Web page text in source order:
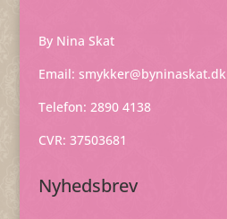
By Nina Skat
Email: smykker@byninaskat.dk
Telefon: 2890 4138
CVR: 37503681
Nyhedsbrev